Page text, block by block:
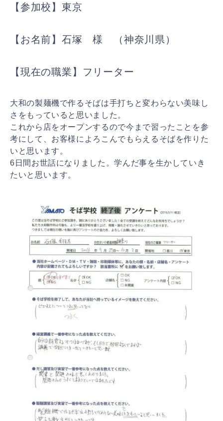
【参加校】東京
【お名前】石塚 様 （神奈川県）
【現在の職業】フリーター
大和の製麺機で作るそばは手打ちと変わらない美味し
さをもっていると思いました。
これから店をオープンするので今まで習ったことを参
考にして、お客様によろこんでもらえるそばを作りた
いと思います。
6日間お世話になりました。学んだ事を生かしていき
たいと思います。